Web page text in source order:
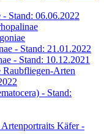
Stand: 06.06.2022
- Stand: 21.01.2022
- Stand: 10.12.2021
Raubfliegen-Arten
- Stand:
Käfer -